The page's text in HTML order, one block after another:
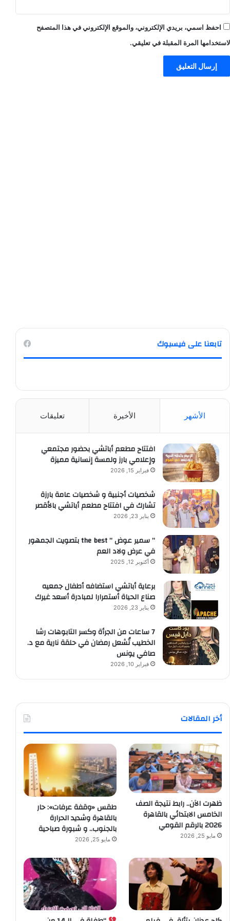
احفظ اسمي، بريدي الإلكتروني، والموقع الإلكتروني في هذا المتصفح
لاستخدامها المرة المقبلة في تعليقي.
تابعنا على فيسبوك
الأشهر الأخيرة تعليقات
افتتاح مطعم أباتشي بحضور مجتمعي
وإعلامي بارز ولمسة إنسانية مميزة
فبراير 15, 2026
شخصيات أجنبية و شخصيات عامة بارزة
تشارك في افتتاح مطعم أباتشي بالأقصر
يناير 23, 2026
” سمير عوض ” the best بتصويت الجمهور
في عرض ولاد العم
أكتوبر 12, 2025
برعاية أباتشي استضافه أطفال جمعيه
صناع الحياة أستمرارا لمبادرة أسعد غيرك
يناير 23, 2026
7 ساعات من الجرأة وكسر التابوهات رشا
الخطيب تُشعل رمضان في حلقة نارية مع د.
صافي يونس
فبراير 10, 2026
أخر المقالات
ظهرت الآن.. رابط نتيجة الصف
الخامس الابتدائي بالقاهرة
2026 بالرقم القومي
مايو 25, 2026
طقس «وقفة عرفات»: حار
بالقاهرة وشديد الحرارة
بالجنوب.. و شبورة صباحية
مايو 25, 2026